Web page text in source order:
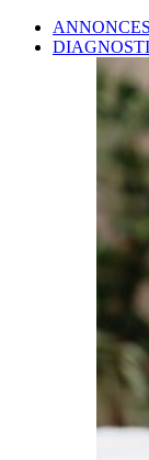
ANNONCES